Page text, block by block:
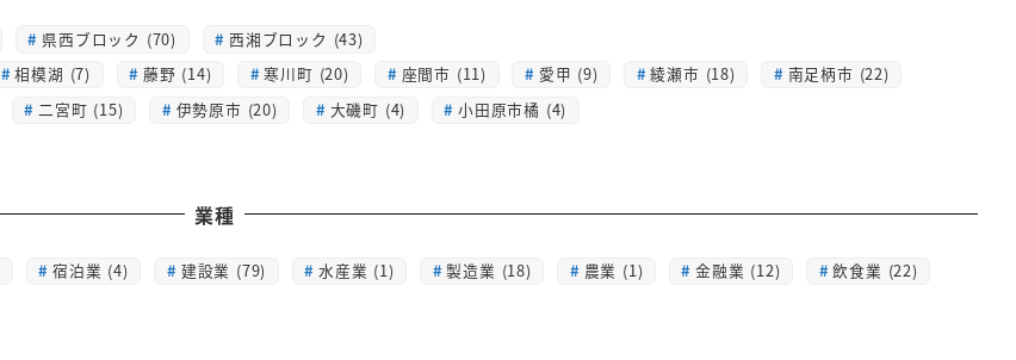
県西ブロック (70)
西湘ブロック (43)
相模湖 (7) 藤野 (14) 寒川町 (20) 座間市 (11) 愛甲 (9) 綾瀬市 (18)
南足柄市 (22)
二宮町 (15) 伊勢原市 (20) 大磯町 (4)
小田原市橘 (4)
業種
宿泊業 (4) 建設業 (79) 水産業 (1) 製造業 (18) 農業 (1) 金融業 (12)
飲食業 (22)